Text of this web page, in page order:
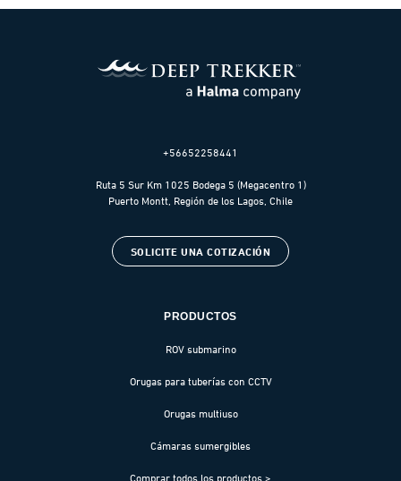
+56652258441
Ruta 5 Sur Km 1025 Bodega 5 (Megacentro 1)
Puerto Montt, Región de los Lagos, Chile
SOLICITE UNA COTIZACIÓN
PRODUCTOS
ROV submarino
Orugas para tuberías con CCTV
Orugas multiuso
Cámaras sumergibles
Comprar todos los productos >